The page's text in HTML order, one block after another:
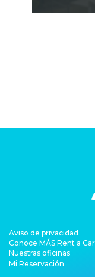
Aviso de privacidad
Conoce MÁS Rent a Car
Nuestras oficinas
Mi Reservación